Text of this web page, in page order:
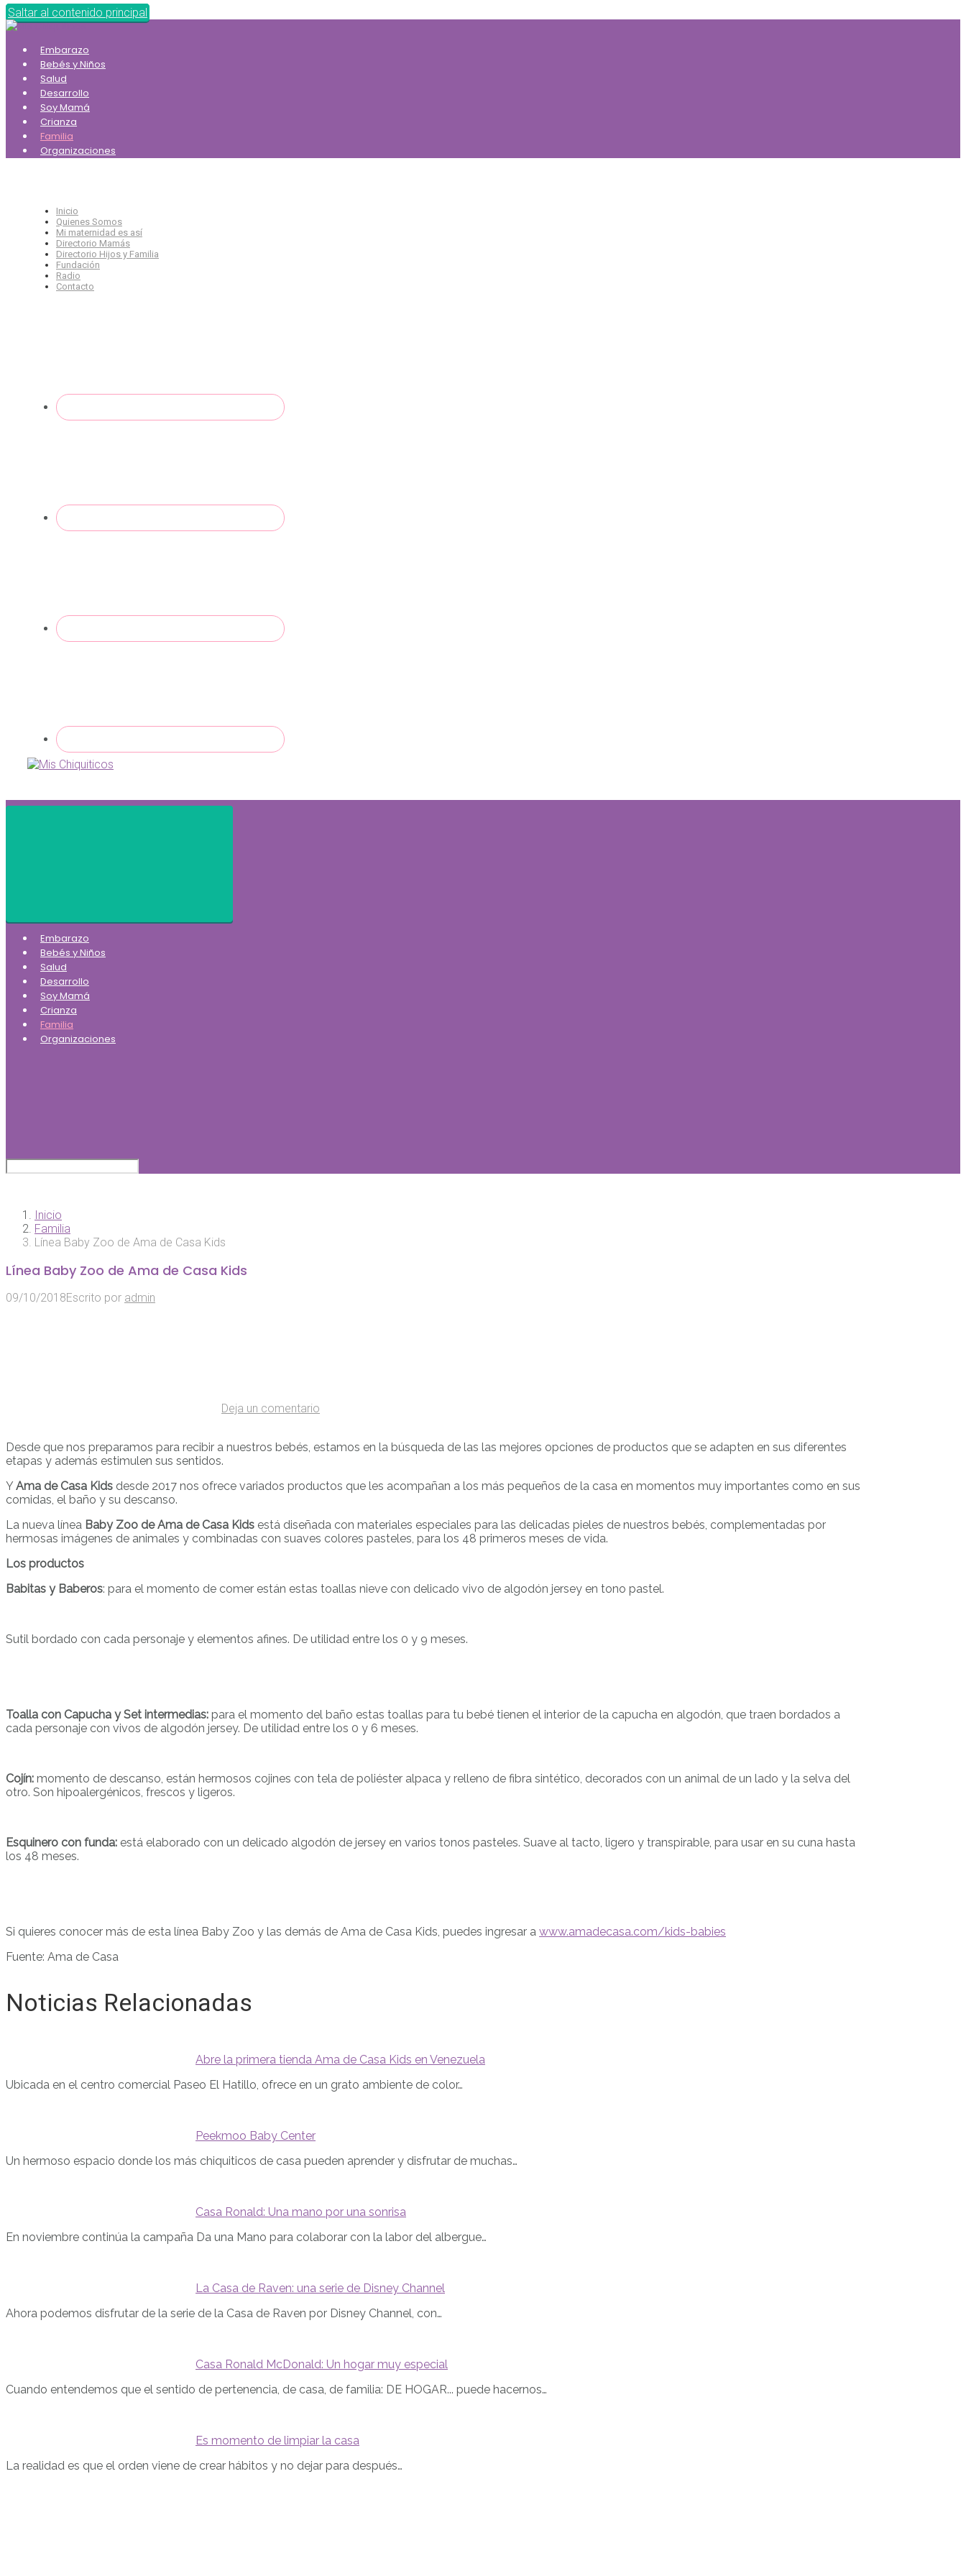
Saltar al contenido principal
Embarazo
Bebés y Niños
Salud
Desarrollo
Soy Mamá
Crianza
Familia
Organizaciones
Inicio
Quienes Somos
Mi maternidad es así
Directorio Mamás
Directorio Hijos y Familia
Fundación
Radio
Contacto
Embarazo
Bebés y Niños
Salud
Desarrollo
Soy Mamá
Crianza
Familia
Organizaciones
Inicio
Familia
Línea Baby Zoo de Ama de Casa Kids
Línea Baby Zoo de Ama de Casa Kids
09/10/2018Escrito por admin
Deja un comentario
Desde que nos preparamos para recibir a nuestros bebés, estamos en la búsqueda de las las mejores opciones de productos que se adapten en sus diferentes
etapas y además estimulen sus sentidos.
Y Ama de Casa Kids desde 2017 nos ofrece variados productos que les acompañan a los más pequeños de la casa en momentos muy importantes como en sus
comidas, el baño y su descanso.
La nueva línea Baby Zoo de Ama de Casa Kids está diseñada con materiales especiales para las delicadas pieles de nuestros bebés, complementadas por
hermosas imágenes de animales y combinadas con suaves colores pasteles, para los 48 primeros meses de vida.
Los productos
Babitas y Baberos: para el momento de comer están estas toallas nieve con delicado vivo de algodón jersey en tono pastel.
Sutil bordado con cada personaje y elementos afines. De utilidad entre los 0 y 9 meses.
Toalla con Capucha y Set intermedias: para el momento del baño estas toallas para tu bebé tienen el interior de la capucha en algodón, que traen bordados a
cada personaje con vivos de algodón jersey. De utilidad entre los 0 y 6 meses.
Cojín: momento de descanso, están hermosos cojines con tela de poliéster alpaca y relleno de fibra sintético, decorados con un animal de un lado y la selva del
otro. Son hipoalergénicos, frescos y ligeros.
Esquinero con funda: está elaborado con un delicado algodón de jersey en varios tonos pasteles. Suave al tacto, ligero y transpirable, para usar en su cuna hasta
los 48 meses.
Si quieres conocer más de esta línea Baby Zoo y las demás de Ama de Casa Kids, puedes ingresar a www.amadecasa.com/kids-babies
Fuente: Ama de Casa
Noticias Relacionadas
Abre la primera tienda Ama de Casa Kids en Venezuela
Ubicada en el centro comercial Paseo El Hatillo, ofrece en un grato ambiente de color…
Peekmoo Baby Center
Un hermoso espacio donde los más chiquiticos de casa pueden aprender y disfrutar de muchas…
Casa Ronald: Una mano por una sonrisa
En noviembre continúa la campaña Da una Mano para colaborar con la labor del albergue…
La Casa de Raven: una serie de Disney Channel
Ahora podemos disfrutar de la serie de la Casa de Raven por Disney Channel, con…
Casa Ronald McDonald: Un hogar muy especial
Cuando entendemos que el sentido de pertenencia, de casa, de familia: DE HOGAR... puede hacernos…
Es momento de limpiar la casa
La realidad es que el orden viene de crear hábitos y no dejar para después…